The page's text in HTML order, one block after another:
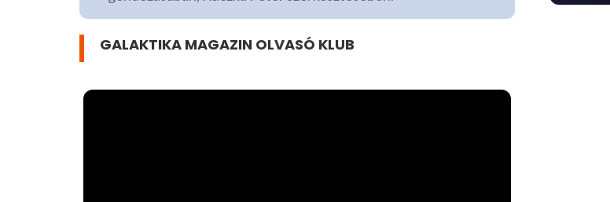
GALAKTIKA MAGAZIN OLVASÓ KLUB